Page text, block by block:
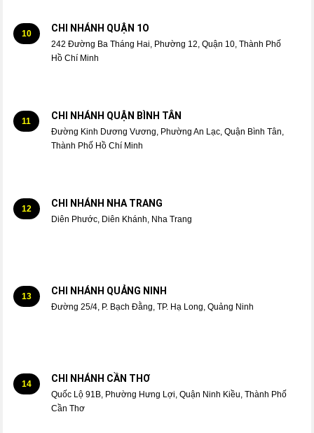
10 CHI NHÁNH QUẬN 1O
242 Đường Ba Tháng Hai, Phường 12, Quận 10, Thành Phố
Hồ Chí Minh
11 CHI NHÁNH QUẬN BÌNH TÂN
Đường Kinh Dương Vương, Phường An Lạc, Quận Bình Tân,
Thành Phố Hồ Chí Minh
12 CHI NHÁNH NHA TRANG
Diên Phước, Diên Khánh, Nha Trang
13 CHI NHÁNH QUẢNG NINH
Đường 25/4, P. Bạch Đằng, TP. Hạ Long, Quảng Ninh
14 CHI NHÁNH CẦN THƠ
Quốc Lộ 91B, Phường Hưng Lợi, Quận Ninh Kiều, Thành Phố
Cần Thơ